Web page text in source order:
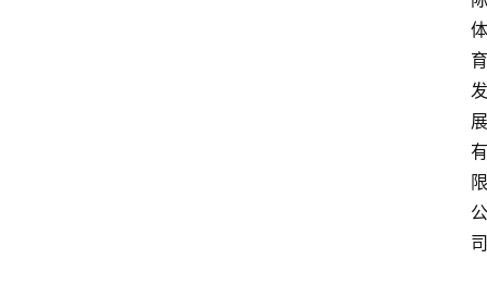
体
育
发
展
有
限
公
司